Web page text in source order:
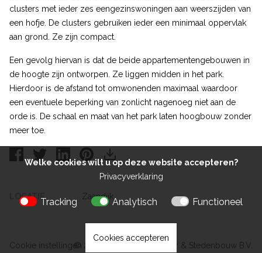
Welke cookies wilt u op deze website accepteren?
Privacyverklaring
Tracking Analytisch Functioneel
Cookies accepteren
clusters met ieder zes eengezinswoningen aan weerszijden van
een hofje. De clusters gebruiken ieder een minimaal oppervlak
aan grond. Ze zijn compact.
Een gevolg hiervan is dat de beide appartementengebouwen in
de hoogte zijn ontworpen. Ze liggen midden in het park.
Hierdoor is de afstand tot omwonenden maximaal waardoor
een eventuele beperking van zonlicht nagenoeg niet aan de
orde is. De schaal en maat van het park laten hoogbouw zonder
meer toe.
LOCATIE Zaandijk
Cookie instellingen© 2026 Kokon Architectuur & Stedenbouw B.V.